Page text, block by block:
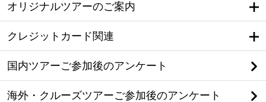
オリジナルツアーのご案内
クレジットカード関連
国内ツアーご参加後のアンケート
海外・クルーズツアーご参加後のアンケート